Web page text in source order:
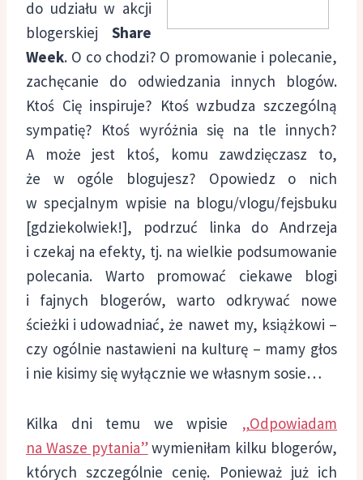
do udziału w akcji
blogerskiej Share
Week. O co chodzi? O promowanie i polecanie,
zachęcanie do odwiedzania innych blogów.
Ktoś Cię inspiruje? Ktoś wzbudza szczególną
sympatię? Ktoś wyróżnia się na tle innych?
A może jest ktoś, komu zawdzięczasz to,
że w ogóle blogujesz? Opowiedz o nich
w specjalnym wpisie na blogu/vlogu/fejsbuku
[gdziekolwiek!], podrzuć linka do Andrzeja
i czekaj na efekty, tj. na wielkie podsumowanie
polecania. Warto promować ciekawe blogi
i fajnych blogerów, warto odkrywać nowe
ścieżki i udowadniać, że nawet my, książkowi –
czy ogólnie nastawieni na kulturę – mamy głos
i nie kisimy się wyłącznie we własnym sosie…
Kilka dni temu we wpisie „Odpowiadam
na Wasze pytania”wymieniłam kilku blogerów,
których szczególnie cenię. Ponieważ już ich